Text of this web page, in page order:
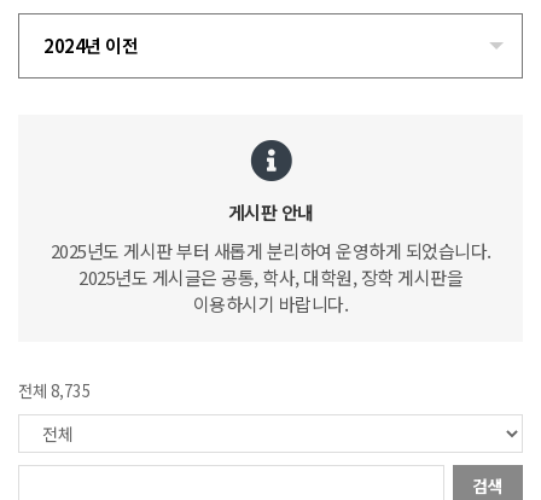
2024년 이전
게시판 안내
2025년도 게시판 부터 새롭게 분리하여 운영하게 되었습니다.
2025년도 게시글은 공통, 학사, 대학원, 장학 게시판을
이용하시기 바랍니다.
전체 8,735
검색